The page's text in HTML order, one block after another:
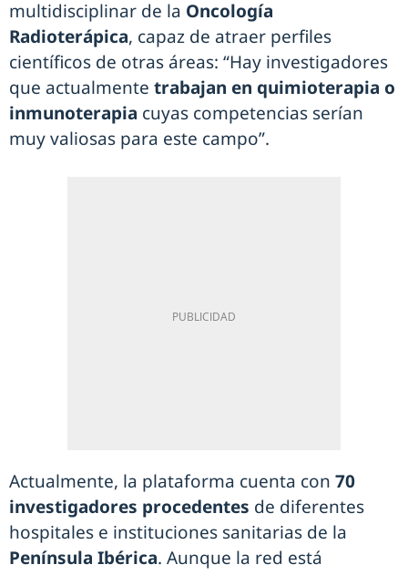
multidisciplinar de la Oncología
Radioterápica, capaz de atraer perfiles
científicos de otras áreas: “Hay investigadores
que actualmente trabajan en quimioterapia o
inmunoterapia cuyas competencias serían
muy valiosas para este campo”.
Actualmente, la plataforma cuenta con 70
investigadores procedentes de diferentes
hospitales e instituciones sanitarias de la
Península Ibérica. Aunque la red está